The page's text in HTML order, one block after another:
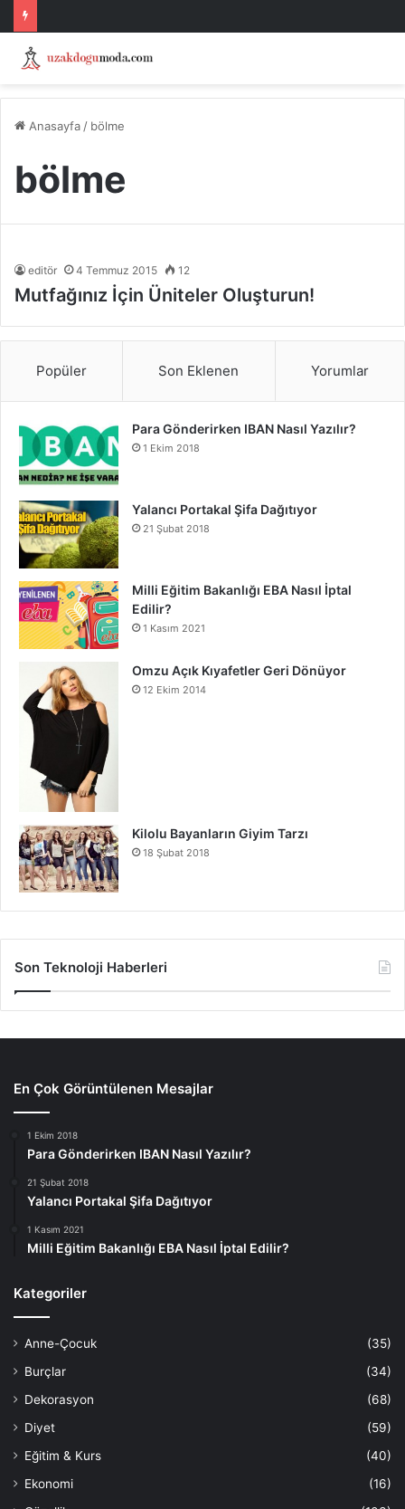
Anasayfa / bölme
bölme
editör 4 Temmuz 2015 12
Mutfağınız İçin Üniteler Oluşturun!
Popüler Son Eklenen Yorumlar
Para Gönderirken IBAN Nasıl Yazılır?
1 Ekim 2018
Yalancı Portakal Şifa Dağıtıyor
21 Şubat 2018
Milli Eğitim Bakanlığı EBA Nasıl İptal
Edilir?
1 Kasım 2021
Omzu Açık Kıyafetler Geri Dönüyor
12 Ekim 2014
Kilolu Bayanların Giyim Tarzı
18 Şubat 2018
Son Teknoloji Haberleri
En Çok Görüntülenen Mesajlar
1 Ekim 2018
Para Gönderirken IBAN Nasıl Yazılır?
21 Şubat 2018
Yalancı Portakal Şifa Dağıtıyor
1 Kasım 2021
Milli Eğitim Bakanlığı EBA Nasıl İptal Edilir?
Kategoriler
Anne-Çocuk
(35)
Burçlar
(34)
Dekorasyon
(68)
Diyet
(59)
Eğitim & Kurs
(40)
Ekonomi
(16)